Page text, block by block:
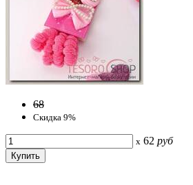
68
Скидка 9%
x 62 руб